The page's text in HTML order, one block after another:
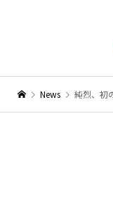
News 純烈、初の日